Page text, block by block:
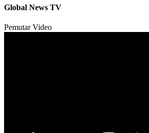
Global News TV
Pemutar Video